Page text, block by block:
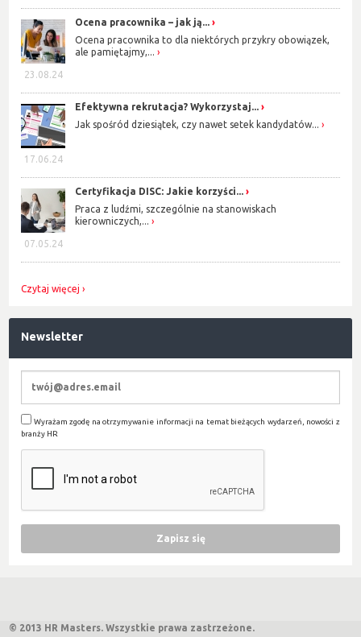
23.08.24
Ocena pracownika – jak ją...
Ocena pracownika to dla niektórych przykry obowiązek,
ale pamiętajmy,...
17.06.24
Efektywna rekrutacja? Wykorzystaj...
Jak spośród dziesiątek, czy nawet setek kandydatów...
07.05.24
Certyfikacja DISC: Jakie korzyści...
Praca z ludźmi, szczególnie na stanowiskach
kierowniczych,...
Czytaj więcej
Newsletter
Wyrażam zgodę na otrzymywanie informacji na temat bieżących wydarzeń, nowości z
branży HR
© 2013 HR Masters. Wszystkie prawa zastrzeżone.